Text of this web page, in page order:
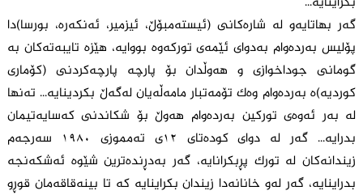
گەر بهاتایەو لە شارەکانی (ئیستەمبۆڵ، ئیزمیر، ئەنکەرە، بورسا)دا
پۆلیس بەردەوام بەدوای ئێمەی تورکەوە بووایە، هێزە تایبەتەکان بە
گومانی جوداخوازی و هەوڵدان بۆ پارچە پارچەکردنی (کۆماری
کوردیە)ە بەردەوام وەک تۆمەتبار مامەڵەیان لەگەڵ بکردینایە... تەنها
لە بەر ئەوەی تورکین بەردەوام هەوڵ بۆ شکاندنی کەسایەتیمان
بدرایە... گەر لە دوای کودەتای ١٢ی تەمموزی ١٩٨٠ سەرجەم
زیندانەکان لە تورک پڕبکرانایە، گەر بەدڕندەترین شێوە ئەشکەنجە
بدراینایە، گەر لەو خانانەدا زیندان بکراینایە کە تا بینەقاقەمان قوڕو